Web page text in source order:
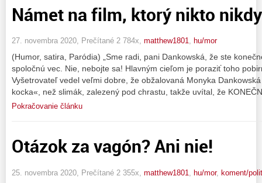
Námet na film, ktorý nikto
27. novembra 2020, Prečítané 2 784x, matthew1801, hu/mor
(Humor, satira, Paródia) „Sme radi, pani Dankowská, že ste
spoločnú vec. Nie, nebojte sa! Hlavným cieľom je poraziť toho
Vyšetrovateľ vedel veľmi dobre, že obžalovaná Monyka
kocka«, než slimák, zalezený pod chrastu, takže uvítal, že
Pokračovanie článku
Otázok za vagón? Ani nie!
25. novembra 2020, Prečítané 2 355x, matthew1801 hu/mor, koment/